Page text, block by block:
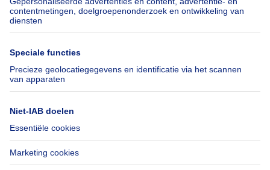
SeLoger.com
Immowelt.de
Verhuis checklist
Hulp
Veelgestelde vragen
Toegankelijkheid
Contacteer ons
Volg ons
LinkedIn